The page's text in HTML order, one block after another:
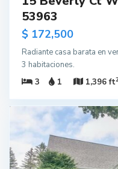
53963
$ 172,500
Radiante casa barata en
3 habitaciones.
3
1 1,396 ft